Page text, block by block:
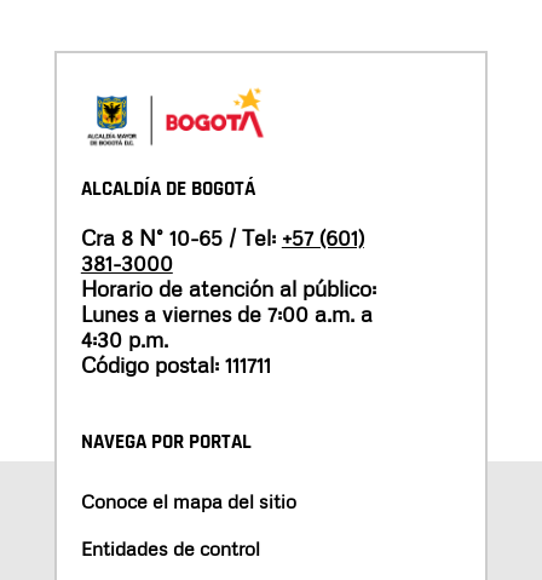
ALCALDÍA DE BOGOTÁ
Cra 8 N° 10-65 / Tel: +57 (601)
381-3000
Horario de atención al público:
Lunes a viernes de 7:00 a.m. a
4:30 p.m.
Código postal: 111711
NAVEGA POR PORTAL
Conoce el mapa del sitio
Entidades de control